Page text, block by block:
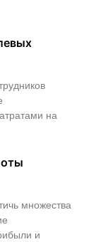
на
множества
и